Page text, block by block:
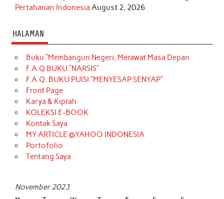
Pertahanan Indonesia August 2, 2026
HALAMAN
Buku “Membangun Negeri, Merawat Masa Depan
F.A.Q BUKU “NARSIS”
F.A.Q. BUKU PUISI “MENYESAP SENYAP”
Front Page
Karya & Kiprah
KOLEKSI E-BOOK
Kontak Saya
MY ARTICLE @YAHOO INDONESIA
Portofolio
Tentang Saya
November 2023